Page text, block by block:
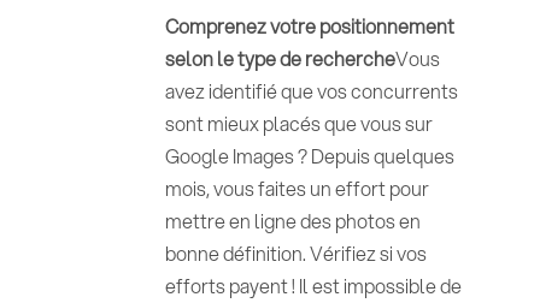
Comprenez votre positionnement
selon le type de rechercheVous
avez identifié que vos concurrents
sont mieux placés que vous sur
Google Images ? Depuis quelques
mois, vous faites un effort pour
mettre en ligne des photos en
bonne définition. Vérifiez si vos
efforts payent ! Il est impossible de